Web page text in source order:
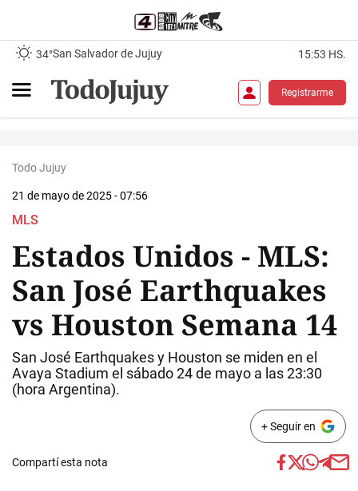
34°San Salvador de Jujuy 15:53 HS.
Registrarme
Todo Jujuy
21 de mayo de 2025 - 07:56
MLS
Estados Unidos - MLS:
San José Earthquakes
vs Houston Semana 14
San José Earthquakes y Houston se miden en el
Avaya Stadium el sábado 24 de mayo a las 23:30
(hora Argentina).
+ Seguir en
Compartí esta nota